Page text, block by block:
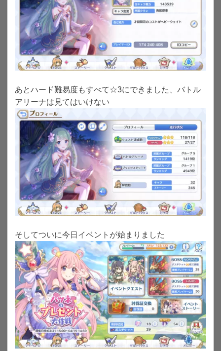
あとハード難易度もすべて☆3にできました、バトル
アリーナは見てはいけない
そしてついに今日イベントが始まりました